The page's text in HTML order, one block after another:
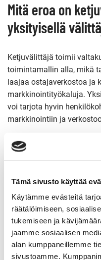
Tämä sivusto käyttää
Käytämme evästeitä
räätälöimiseen,
tukemiseen ja
jaamme sosiaalisen
alan kumppaneillemme
sivustoamme.
Mitä eroa on
yksityisellä
Ketjuvälittäjä toimii
toimintamallin alla, mikä
laajaa ostajaverkostoa ja
markkinointityökaluja.
voi tarjota hyvin
markkinointiin ja
Ketjuvälittäjän etu on
kohteensa esille
sisäinen ostajarekisteri
ennen julkista myyntiä.
sidonnaisessa ketjussa
hoitaa sekä asuntolaina-
Säästöpankin kanssa.